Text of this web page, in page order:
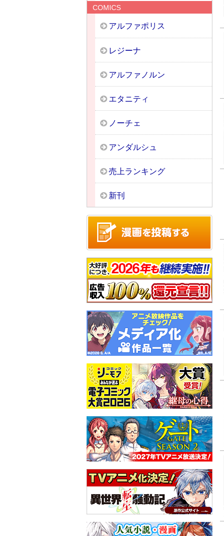
COMICS
アルファポリス
レジーナ
アルファノルン
エタニティ
ノーチェ
アンダルシュ
売上ランキング
新刊